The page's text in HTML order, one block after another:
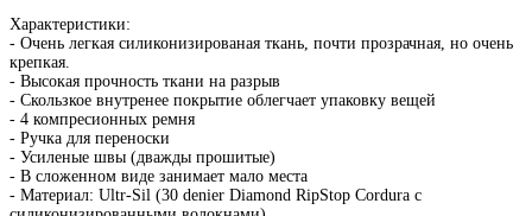
Характеристики:
- Очень легкая силиконизированая ткань, почти прозрачная, но очень
крепкая.
- Высокая прочность ткани на разрыв
- Скользкое внутренее покрытие облегчает упаковку вещей
- 4 компресионных ремня
- Ручка для переноски
- Усиленые швы (дважды прошитые)
- В сложенном виде занимает мало места
- Материал: Ultr-Sil (30 denier Diamond RipStop Cordura с